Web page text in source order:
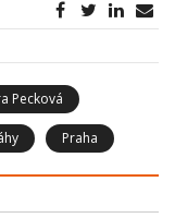
Pecková
Praha